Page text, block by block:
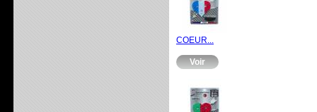
COEUR...
Voir